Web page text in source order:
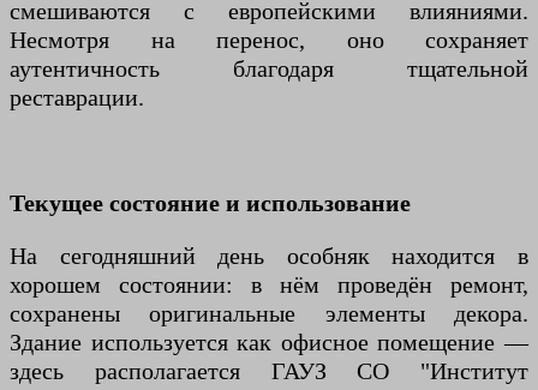
смешиваются с европейскими влияниями.
Несмотря на перенос, оно сохраняет
аутентичность благодаря тщательной
реставрации.
Текущее состояние и использование
На сегодняшний день особняк находится в
хорошем состоянии: в нём проведён ремонт,
сохранены оригинальные элементы декора.
Здание используется как офисное помещение —
здесь располагается ГАУЗ СО "Институт